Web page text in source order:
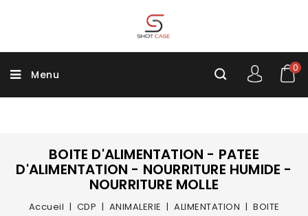
Menu
0
BOITE D'ALIMENTATION - PATEE
D'ALIMENTATION - NOURRITURE HUMIDE -
NOURRITURE MOLLE
Accueil CDP ANIMALERIE ALIMENTATION
BOITE